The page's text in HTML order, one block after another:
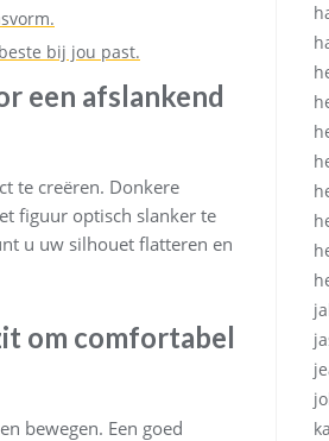
bij jou past.
een afslankend
te creëren. Donkere
figuur optisch slanker te
u uw silhouet flatteren en
om comfortabel
bewegen. Een goed